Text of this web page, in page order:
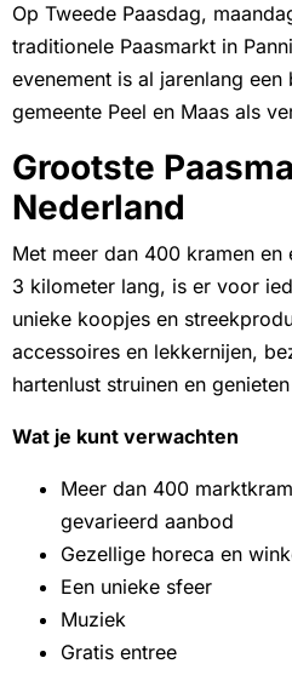
Op Tweede Paasdag,
traditionele Paasmarkt in
evenement is al jarenlang
gemeente Peel en Maas als
Grootste
Nederland
Met meer dan 400 kramen
3 kilometer lang, is er voor
unieke koopjes en
accessoires en lekkernijen,
hartenlust struinen en
Wat je kunt verwachten
Meer dan 400
gevarieerd aanbod
Gezellige horeca en
Een unieke sfeer
Muziek
Gratis entree